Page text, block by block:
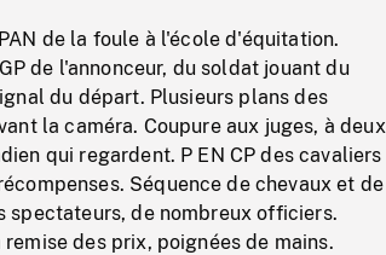
de la foule à l'école d'équitation.
de l'annonceur, du soldat jouant du
du départ. Plusieurs plans des
la caméra. Coupure aux juges, à deux
qui regardent. P EN CP des cavaliers
Séquence de chevaux et de
spectateurs, de nombreux officiers.
des prix, poignées de mains.